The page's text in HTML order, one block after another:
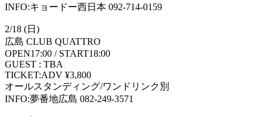
INFO:キョードー西日本 092-714-0159
2/18 (日)
広島 CLUB QUATTRO
OPEN17:00 / START18:00
GUEST : TBA
TICKET:ADV ¥3,800
オールスタンディング/ワンドリンク別
INFO:夢番地広島 082-249-3571